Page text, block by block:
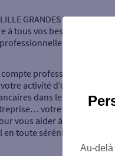
LILLE GRANDES ENTvous
à tous vos besoins dans le
professionnel,
activité d’entrepreneur,
dans le cadre de
votre agence se
vous aider à réaliser
toute sérénité.
Au-delà